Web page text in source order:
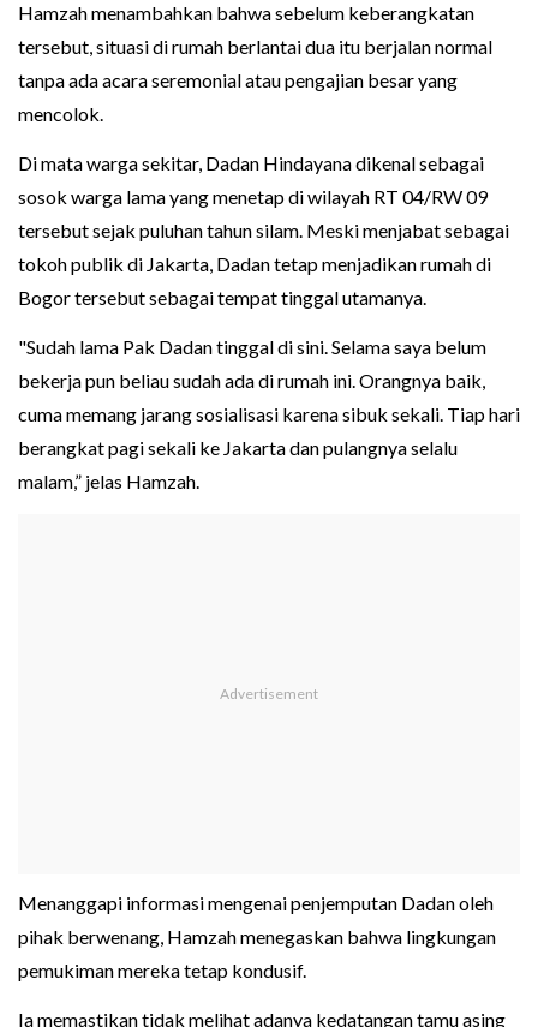
Hamzah menambahkan bahwa sebelum keberangkatan
tersebut, situasi di rumah berlantai dua itu berjalan normal
tanpa ada acara seremonial atau pengajian besar yang
mencolok.
Di mata warga sekitar, Dadan Hindayana dikenal sebagai
sosok warga lama yang menetap di wilayah RT 04/RW 09
tersebut sejak puluhan tahun silam. Meski menjabat sebagai
tokoh publik di Jakarta, Dadan tetap menjadikan rumah di
Bogor tersebut sebagai tempat tinggal utamanya.
"Sudah lama Pak Dadan tinggal di sini. Selama saya belum
bekerja pun beliau sudah ada di rumah ini. Orangnya baik,
cuma memang jarang sosialisasi karena sibuk sekali. Tiap hari
berangkat pagi sekali ke Jakarta dan pulangnya selalu
malam,” jelas Hamzah.
Menanggapi informasi mengenai penjemputan Dadan oleh
pihak berwenang, Hamzah menegaskan bahwa lingkungan
pemukiman mereka tetap kondusif.
Ia memastikan tidak melihat adanya kedatangan tamu asing